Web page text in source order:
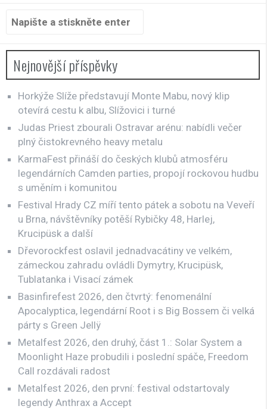
Hledat:
Nejnovější příspěvky
Horkýže Slíže představují Monte Mabu, nový klip
otevírá cestu k albu, Slížovici i turné
Judas Priest zbourali Ostravar arénu: nabídli večer
plný čistokrevného heavy metalu
KarmaFest přináší do českých klubů atmosféru
legendárních Camden parties, propojí rockovou hudbu
s uměním i komunitou
Festival Hrady CZ míří tento pátek a sobotu na Veveří
u Brna, návštěvníky potěší Rybičky 48, Harlej,
Krucipüsk a další
Dřevorockfest oslavil jednadvacátiny ve velkém,
zámeckou zahradu ovládli Dymytry, Krucipüsk,
Tublatanka i Visací zámek
Basinfirefest 2026, den čtvrtý: fenomenální
Apocalyptica, legendární Root i s Big Bossem či velká
párty s Green Jellÿ
Metalfest 2026, den druhý, část 1.: Solar System a
Moonlight Haze probudili i poslední spáče, Freedom
Call rozdávali radost
Metalfest 2026, den první: festival odstartovaly
legendy Anthrax a Accept